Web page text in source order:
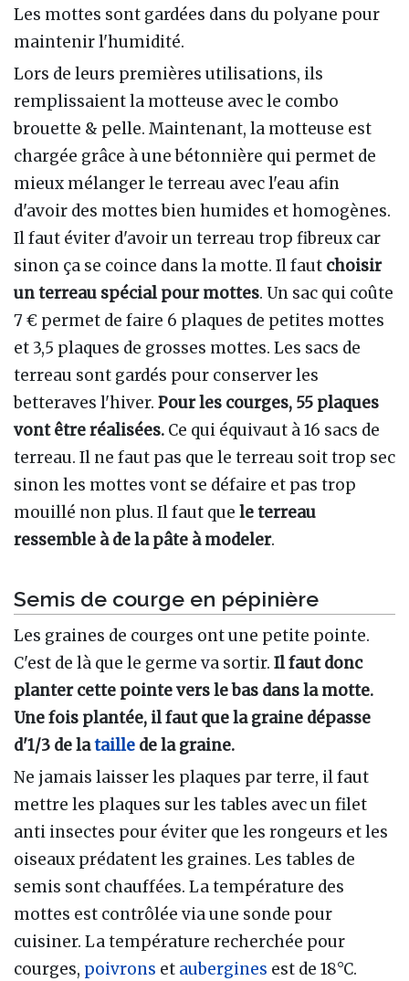
Les mottes sont gardées dans du polyane pour
maintenir l'humidité.
Lors de leurs premières utilisations, ils
remplissaient la motteuse avec le combo
brouette & pelle. Maintenant, la motteuse est
chargée grâce à une bétonnière qui permet de
mieux mélanger le terreau avec l'eau afin
d'avoir des mottes bien humides et homogènes.
Il faut éviter d'avoir un terreau trop fibreux car
sinon ça se coince dans la motte. Il faut choisir
un terreau spécial pour mottes. Un sac qui coûte
7 € permet de faire 6 plaques de petites mottes
et 3,5 plaques de grosses mottes. Les sacs de
terreau sont gardés pour conserver les
betteraves l'hiver. Pour les courges, 55 plaques
vont être réalisées. Ce qui équivaut à 16 sacs de
terreau. Il ne faut pas que le terreau soit trop sec
sinon les mottes vont se défaire et pas trop
mouillé non plus. Il faut que le terreau
ressemble à de la pâte à modeler.
Semis de courge en pépinière
Les graines de courges ont une petite pointe.
C'est de là que le germe va sortir. Il faut donc
planter cette pointe vers le bas dans la motte.
Une fois plantée, il faut que la graine dépasse
d'1/3 de lataille de la graine.
Ne jamais laisser les plaques par terre, il faut
mettre les plaques sur les tables avec un filet
anti insectes pour éviter que les rongeurs et les
oiseaux prédatent les graines. Les tables de
semis sont chauffées. La température des
mottes est contrôlée via une sonde pour
cuisiner. La température recherchée pour
courges, poivrons et aubergines est de 18°C.